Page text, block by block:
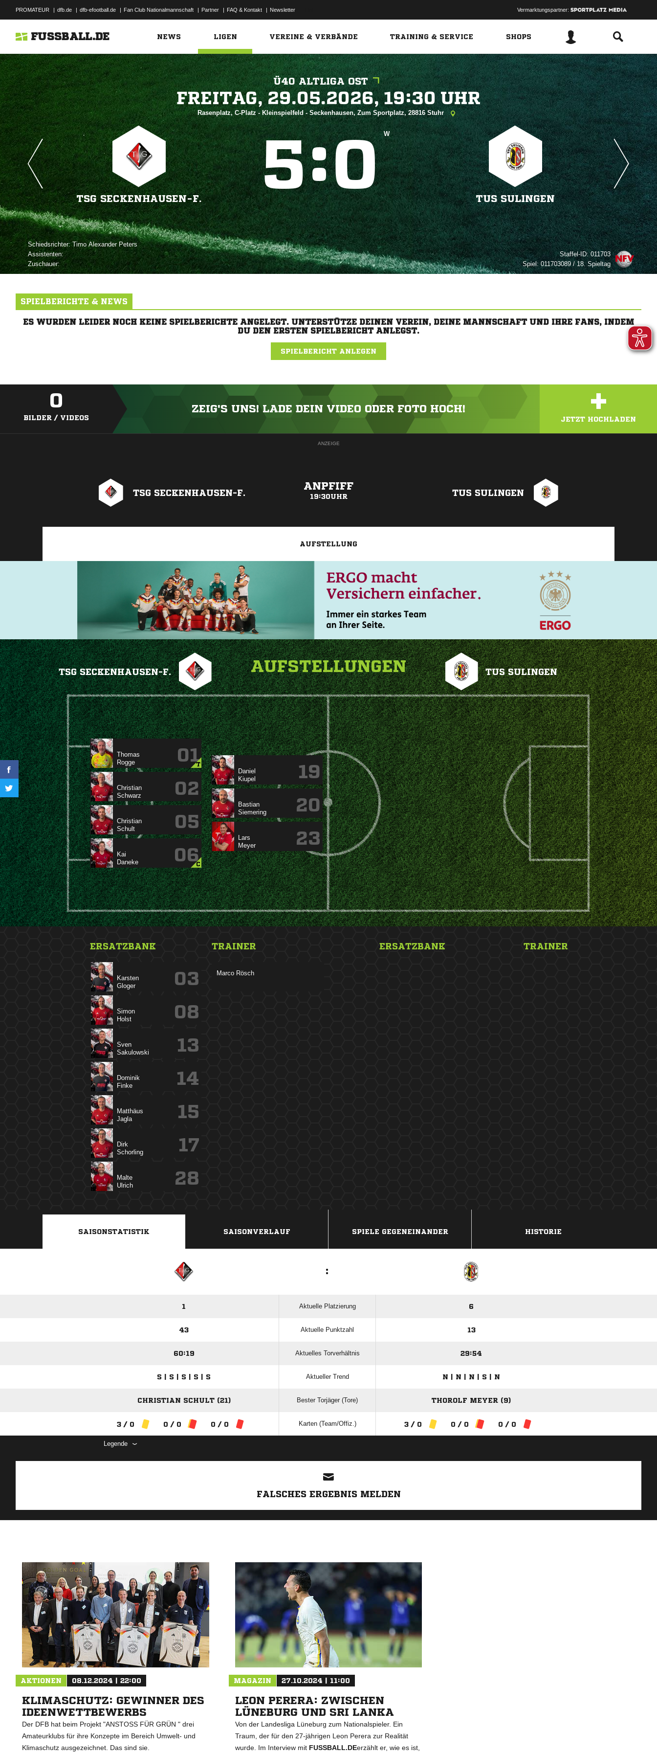
PROMATEUR | dfb.de | dfb-efootball.de | Fan Club Nationalmannschaft | Partner | FAQ & Kontakt | Newsletter Vermarktungspartner:
FUSSBALL.DE NEWS LIGEN VEREINE & VERBÄNDE TRAINING & SERVICE SHOPS
Ü40 ALTLIGA OST
   
Rasenplatz, C-Platz - Kleinspielfeld - Seckenhausen, Zum Sportplatz, 28816 Stuhr
TSG SECKENHAUSEN-F.
: W
TUS SULINGEN
Schiedsrichter:  
Assistenten:
Zuschauer:
Staffel-ID:011703
Spiel:011703089 / 18. Spieltag
SPIELBERICHTE & NEWS
ES WURDEN LEIDER NOCH KEINE SPIELBERICHTE ANGELEGT. UNTERSTÜTZE DEINEN VEREIN, DEINE MANNSCHAFT UND IHRE FANS, INDEM
DU DEN ERSTEN SPIELBERICHT ANLEGST.
SPIELBERICHT ANLEGEN
0
BILDER / VIDEOS
ZEIG'S UNS! LADE DEIN VIDEO ODER FOTO HOCH! +
JETZT HOCHLADEN
ANZEIGE
TSG SECKENHAUSEN-F.
ANPFIFF
19:30UHR TUS SULINGEN
AUFSTELLUNG
TSG SECKENHAUSEN-F. AUFSTELLUNGEN TUS SULINGEN


01
T


02


05


06
C


19


20


23
ERSATZBANK


03


08


13


14


15


17


28
ERSATZBANK
TRAINER
 
TRAINER
SAISONSTATISTIK SAISONVERLAUF SPIELE GEGENEINANDER HISTORIE
:
1 Aktuelle Platzierung 6
43 Aktuelle Punktzahl 13
60:19 Aktuelles Torverhältnis 29:54
S | S | S | S | S Aktueller Trend N | N | N | S | N
CHRISTIAN SCHULT (21) Bester Torjäger (Tore) THOROLF MEYER (9)
3 / 0 0 / 0 0 / 0 Karten (Team/Offiz.) 3 / 0 0 / 0 0 / 0
Legende
FALSCHES ERGEBNIS MELDEN
AKTIONEN 08.12.2024 | 22:00
KLIMASCHUTZ: GEWINNER DES
IDEENWETTBEWERBS
Der DFB hat beim Projekt "ANSTOSS FÜR GRÜN " drei
Amateurklubs für ihre Konzepte im Bereich Umwelt- und
Klimaschutz ausgezeichnet. Das sind sie.
MAGAZIN 27.10.2024 | 11:00
LEON PERERA: ZWISCHEN
LÜNEBURG UND SRI LANKA
Von der Landesliga Lüneburg zum Nationalspieler. Ein
Traum, der für den 27-jährigen Leon Perera zur Realität
wurde. Im Interview mit FUSSBALL.DEerzählt er, wie es ist,